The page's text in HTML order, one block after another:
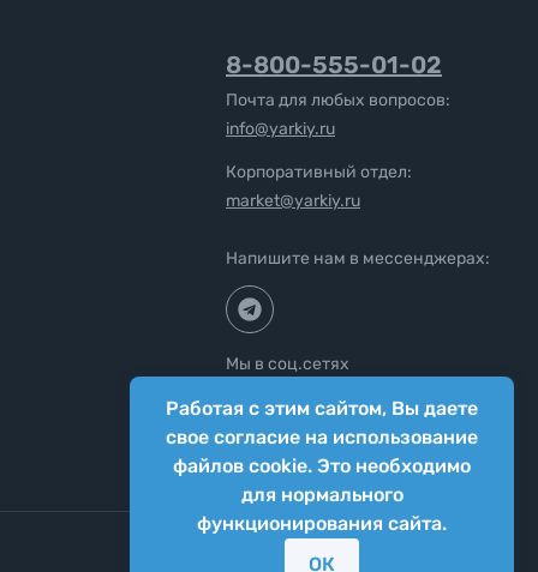
Работая с этим сайтом, Вы даете
свое согласие на использование
файлов cookie. Это необходимо
для нормального
функционирования сайта.
ОК
8-800-555-01-02
Почта для любых вопросов:
info@yarkiy.ru
Корпоративный отдел:
market@yarkiy.ru
Напишите нам в мессенджерах:
Мы в соц.сетях